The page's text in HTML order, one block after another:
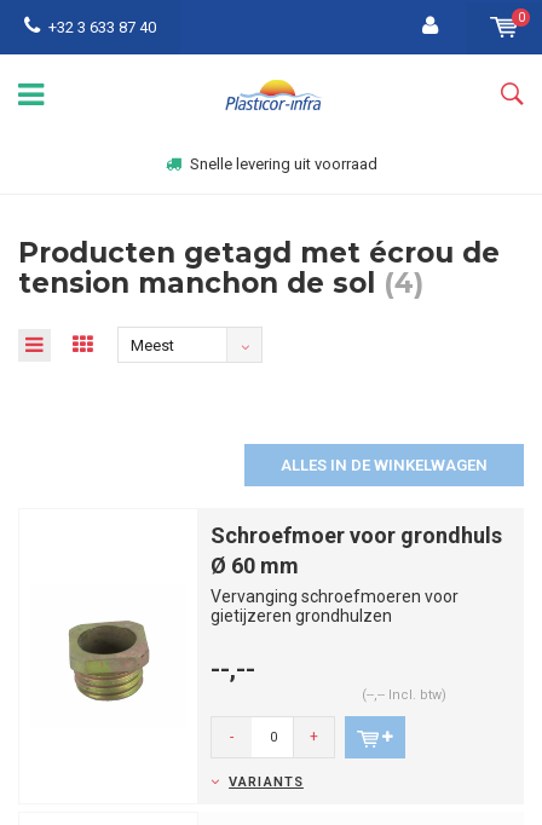
+32 3 633 87 40
0
Snelle levering uit voorraad
Producten getagd met écrou de
tension manchon de sol (4)
Meest
ALLES IN DE WINKELWAGEN
Schroefmoer voor grondhuls
Ø 60 mm
Vervanging schroefmoeren voor
gietijzeren grondhulzen
--,--
(--,-- Incl. btw)
- +
VARIANTS